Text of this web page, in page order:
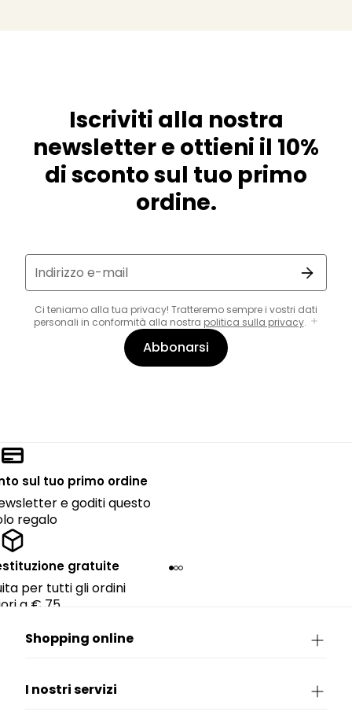
Iscriviti alla nostra
newsletter e ottieni il 10%
di sconto sul tuo primo
ordine.
Indirizzo e-mail
Ci teniamo alla tua privacy! Tratteremo sempre i vostri dati
personali in conformità alla nostra politica sulla privacy.
Abbonarsi
sul tuo primo ordine
e goditi questo
regalo
gratuite
per tutti gli ordini
a € 75.
Shopping online
I nostri servizi